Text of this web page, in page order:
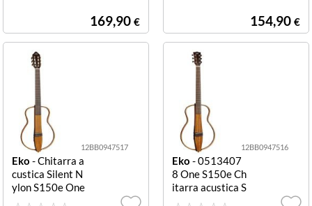
169,90 € 154,90 €
12BB0947517
Eko - Chitarra a
custica Silent N
ylon S150e One
Natural S150e S
12BB0947516
Eko - 0513407
8 One S150e Ch
itarra acustica S
ilent Folk Natur